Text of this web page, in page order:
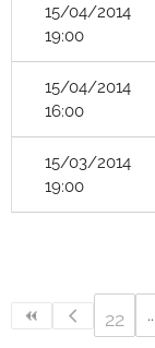
15/04/2014
19:00
15/04/2014
16:00
15/03/2014
19:00
22